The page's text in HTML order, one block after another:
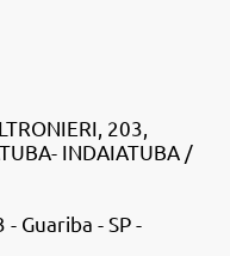
203,
INDAIATUBA /
Guariba - SP -